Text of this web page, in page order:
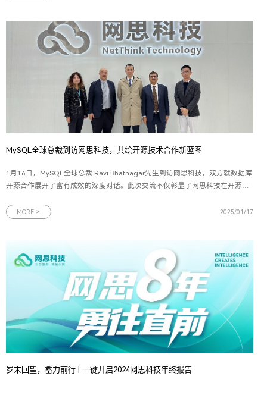
MySQL全球总裁到访网思科技，共绘开源技术合作新蓝图
1月16日，MySQL全球总裁 Ravi Bhatnagar先生到访网思科技，双方就数据库
开源合作展开了富有成效的深度对话。此次交流不仅彰显了网思科技在开源技
动数字化转型方面的决心和行动力。MySQL，作为一款秉承开源理念、功能强
MORE > 2025/01/17
岁末回望，蓄力前行 | 一键开启2024网思科技年终报告